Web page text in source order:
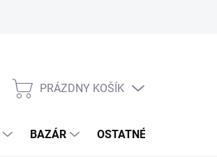
NÁKUPNÝ
PRÁZDNY KOŠÍK
BAZÁR OSTATNÉ